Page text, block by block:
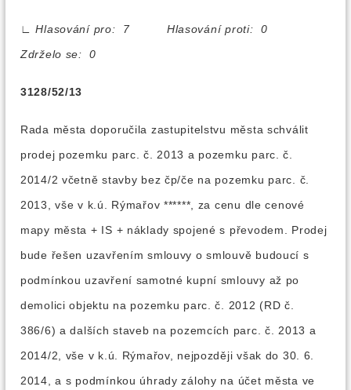
∟
Hlasování pro: 7 Hlasování proti: 0
Zdrželo se: 0
3128/52/13
Rada města doporučila zastupitelstvu města schválit
prodej pozemku parc. č. 2013 a pozemku parc. č.
2014/2 včetně stavby bez čp/če na pozemku parc. č.
2013, vše v k.ú. Rýmařov ******, za cenu dle cenové
mapy města + IS + náklady spojené s převodem. Prodej
bude řešen uzavřením smlouvy o smlouvě budoucí s
podmínkou uzavření samotné kupní smlouvy až po
demolici objektu na pozemku parc. č. 2012 (RD č.
386/6) a dalších staveb na pozemcích parc. č. 2013 a
2014/2, vše v k.ú. Rýmařov, nejpozději však do 30. 6.
2014, a s podmínkou úhrady zálohy na účet města ve